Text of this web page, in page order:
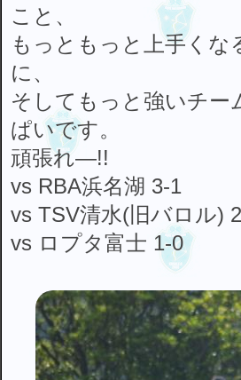
こと、
もっともっと上手く
に、
そしてもっと強いチ
ぱいです。
頑張れ―!!
vs RBA浜名湖 3-1
vs TSV清水(旧バロル)
vs ロプタ富士 1-0